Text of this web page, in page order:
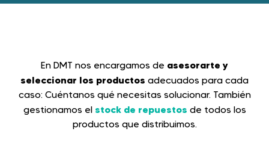
En DMT nos encargamos de asesorarte y
seleccionar los productos adecuados para cada
caso: Cuéntanos qué necesitas solucionar. También
gestionamos el stock de repuestos de todos los
productos que distribuimos.